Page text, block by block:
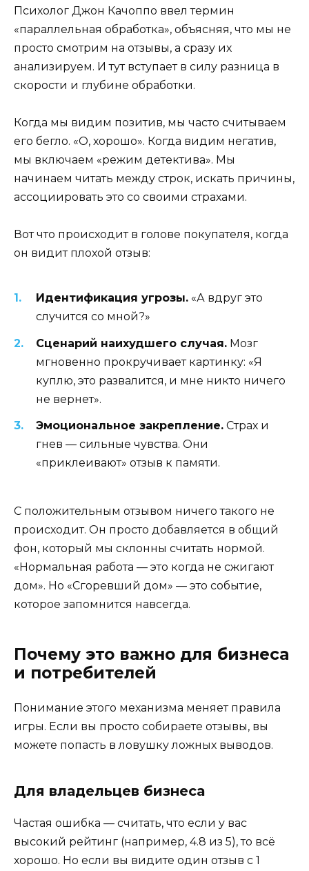
Психолог Джон Качоппо ввел термин
«параллельная обработка», объясняя, что мы не
просто смотрим на отзывы, а сразу их
анализируем. И тут вступает в силу разница в
скорости и глубине обработки.
Когда мы видим позитив, мы часто считываем
его бегло. «О, хорошо». Когда видим негатив,
мы включаем «режим детектива». Мы
начинаем читать между строк, искать причины,
ассоциировать это со своими страхами.
Вот что происходит в голове покупателя, когда
он видит плохой отзыв:
Идентификация угрозы. «А вдруг это
случится со мной?»
Сценарий наихудшего случая. Мозг
мгновенно прокручивает картинку: «Я
куплю, это развалится, и мне никто ничего
не вернет».
Эмоциональное закрепление. Страх и
гнев — сильные чувства. Они
«приклеивают» отзыв к памяти.
С положительным отзывом ничего такого не
происходит. Он просто добавляется в общий
фон, который мы склонны считать нормой.
«Нормальная работа — это когда не сжигают
дом». Но «Сгоревший дом» — это событие,
которое запомнится навсегда.
Почему это важно для бизнеса
и потребителей
Понимание этого механизма меняет правила
игры. Если вы просто собираете отзывы, вы
можете попасть в ловушку ложных выводов.
Для владельцев бизнеса
Частая ошибка — считать, что если у вас
высокий рейтинг (например, 4.8 из 5), то всё
хорошо. Но если вы видите один отзыв с 1